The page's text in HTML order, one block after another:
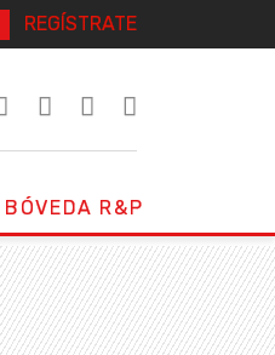
REGÍSTRATE
BÓVEDA R&P